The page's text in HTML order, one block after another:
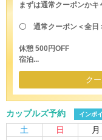
まずは通常クーポンかキ
〇 通常クーポン＜全日
休憩 500円OFF
宿泊...
ク
カップルズ予約 インボ
土 日 月